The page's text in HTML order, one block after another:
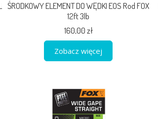
ŚRODKOWY ELEMENT DO WĘDKI EOS Rod FOX
12ft 3lb
160,00 zł
Zobacz więcej